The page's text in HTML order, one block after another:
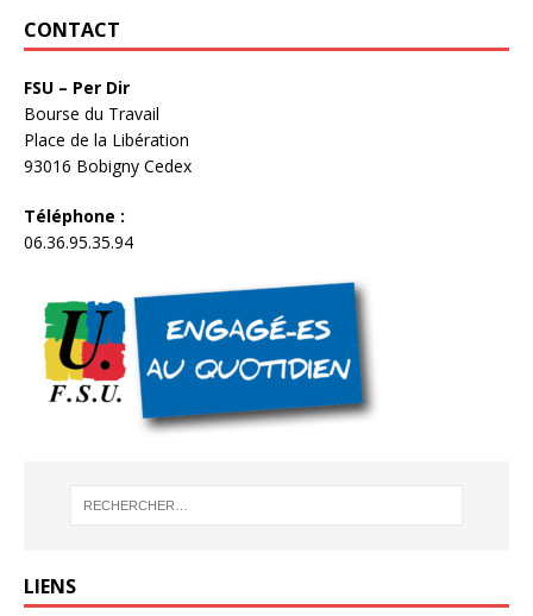
CONTACT
FSU – Per Dir
Bourse du Travail
Place de la Libération
93016 Bobigny Cedex
Téléphone :
06.36.95.35.94
LIENS